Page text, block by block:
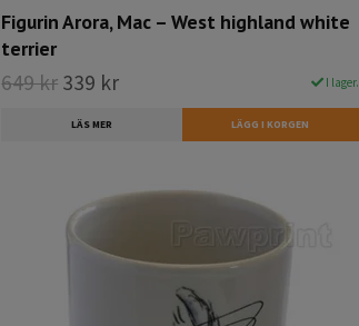
Figurin Arora, Mac – West highland white
terrier
649 kr 339 kr I lager.
LÄS MER